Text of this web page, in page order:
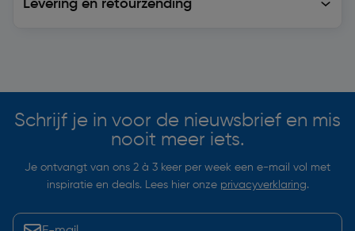
Levering en retourzending
Schrijf je in voor de nieuwsbrief en mis
nooit meer iets.
Je ontvangt van ons 2 à 3 keer per week een e-mail vol met
inspiratie en deals. Lees hier onze privacyverklaring.